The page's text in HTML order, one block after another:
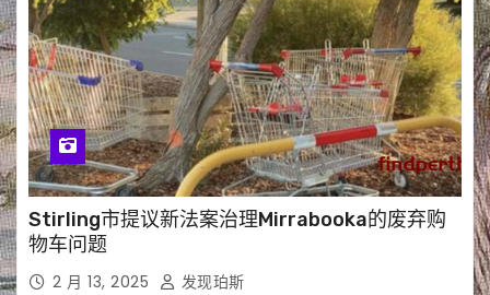
Stirling市提议新法案治理Mirrabooka的废弃购
物车问题
2 月 13, 2025 发现珀斯